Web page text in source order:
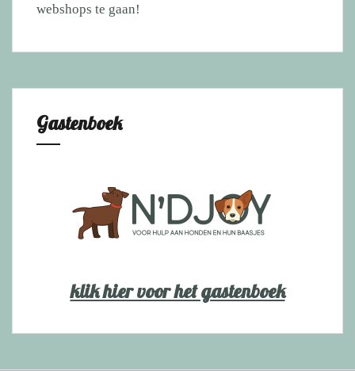
webshops te gaan!
Gastenboek
klik hier voor het gastenboek